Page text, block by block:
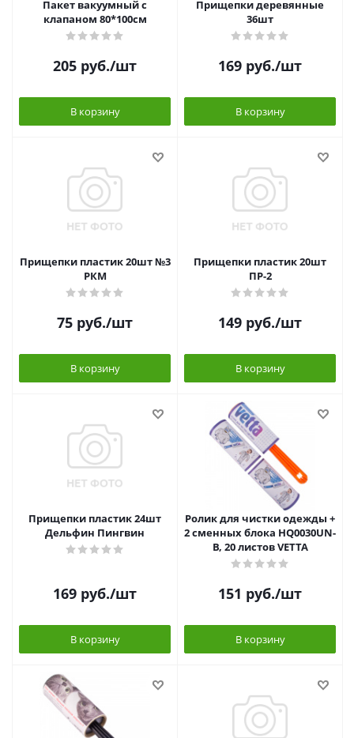
Пакет вакуумный с
клапаном 80*100см
205 руб./шт
В корзину
Прищепки деревянные
36шт
169 руб./шт
В корзину
Прищепки пластик 20шт №3
РКМ
75 руб./шт
В корзину
Прищепки пластик 20шт
ПР-2
149 руб./шт
В корзину
Прищепки пластик 24шт
Дельфин Пингвин
169 руб./шт
В корзину
Ролик для чистки одежды +
2 сменных блока HQ0030UN-
B, 20 листов VETTA
151 руб./шт
В корзину